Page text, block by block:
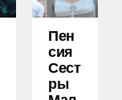
Пен
Сия
Сест
Ры